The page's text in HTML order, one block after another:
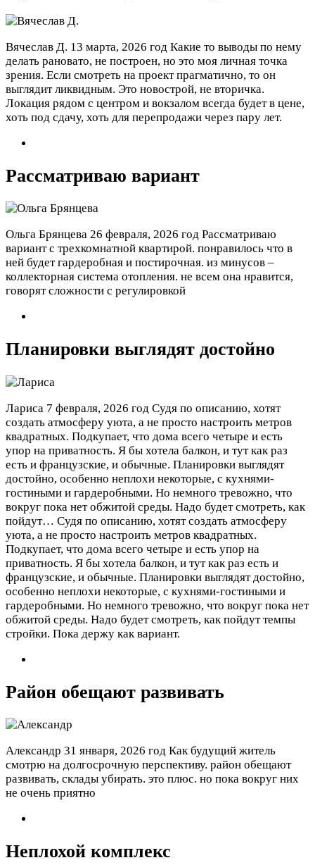
Вячеслав Д. 13 марта, 2026 год Какие то выводы по нему
делать рановато, не построен, но это моя личная точка
зрения. Если смотреть на проект прагматично, то он
выглядит ликвидным. Это новострой, не вторичка.
Локация рядом с центром и вокзалом всегда будет в цене,
хоть под сдачу, хоть для перепродажи через пару лет.
Рассматриваю вариант
Ольга Брянцева 26 февраля, 2026 год Рассматриваю
вариант с трехкомнатной квартирой. понравилось что в
ней будет гардеробная и постирочная. из минусов –
коллекторная система отопления. не всем она нравится,
говорят сложности с регулировкой
Планировки выглядят достойно
Лариса 7 февраля, 2026 год Судя по описанию, хотят
создать атмосферу уюта, а не просто настроить метров
квадратных. Подкупает, что дома всего четыре и есть
упор на приватность. Я бы хотела балкон, и тут как раз
есть и французские, и обычные. Планировки выглядят
достойно, особенно неплохи некоторые, с кухнями-
гостиными и гардеробными. Но немного тревожно, что
вокруг пока нет обжитой среды. Надо будет смотреть, как
пойдут… Судя по описанию, хотят создать атмосферу
уюта, а не просто настроить метров квадратных.
Подкупает, что дома всего четыре и есть упор на
приватность. Я бы хотела балкон, и тут как раз есть и
французские, и обычные. Планировки выглядят достойно,
особенно неплохи некоторые, с кухнями-гостиными и
гардеробными. Но немного тревожно, что вокруг пока нет
обжитой среды. Надо будет смотреть, как пойдут темпы
стройки. Пока держу как вариант.
Район обещают развивать
Александр 31 января, 2026 год Как будущий житель
смотрю на долгосрочную перспективу. район обещают
развивать, склады убирать. это плюс. но пока вокруг них
не очень приятно
Неплохой комплекс